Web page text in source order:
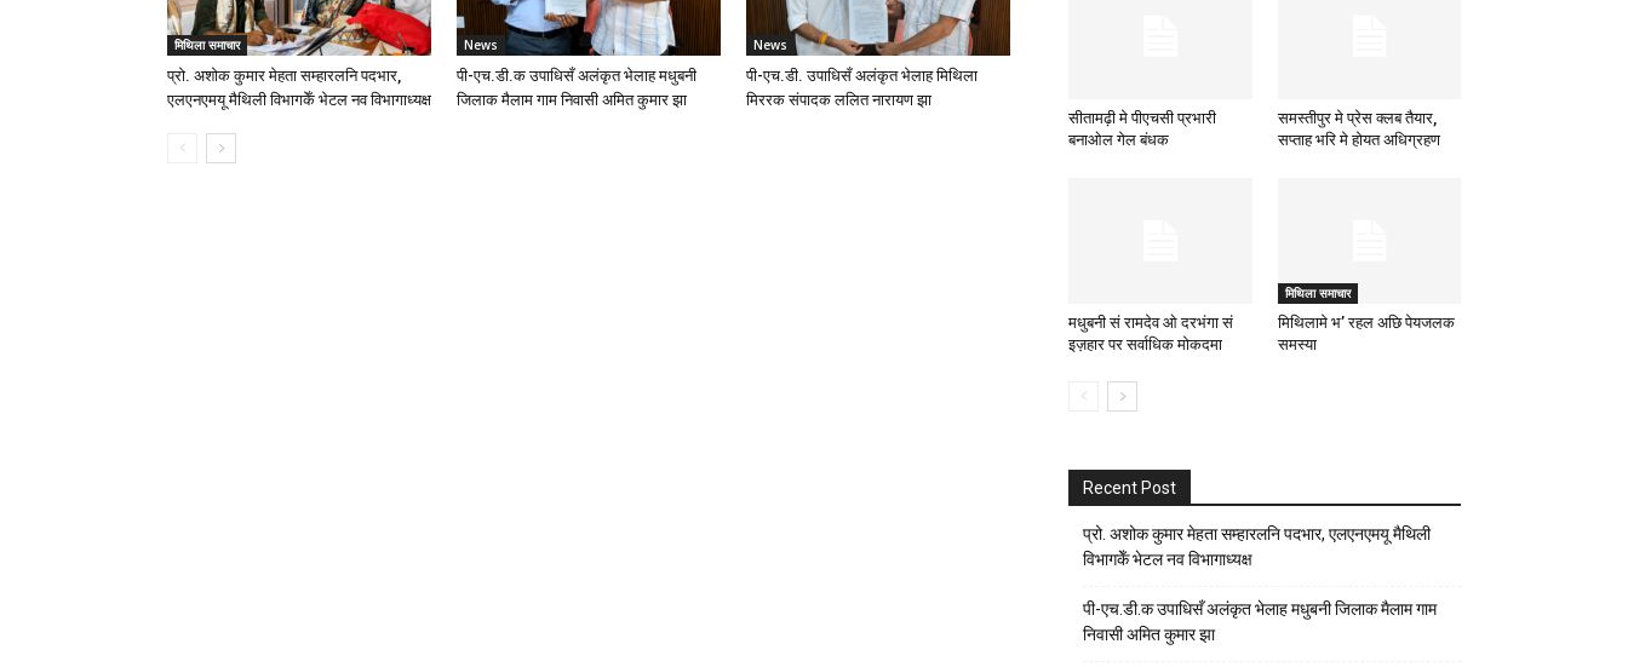
मिथिला समाचार
प्रो. अशोक कुमार मेहता सम्हारलनि पदभार,
एलएनएमयू मैथिली विभागकेँ भेटल नव विभागाध्यक्ष
News
पी-एच.डी.क उपाधिसँ अलंकृत भेलाह मधुबनी
जिलाक मैलाम गाम निवासी अमित कुमार झा
News
पी-एच.डी. उपाधिसँ अलंकृत भेलाह मिथिला
मिररक संपादक ललित नारायण झा
सीतामढ़ी मे पीएचसी प्रभारी
बनाओल गेल बंधक
समस्तीपुर मे प्रेस क्लब तैयार,
सप्ताह भरि मे होयत अधिग्रहण
मधुबनी सं रामदेव ओ दरभंगा सं
इज़हार पर सर्वाधिक मोकदमा
मिथिला समाचार
मिथिलामे भ’ रहल अछि पेयजलक
समस्या
Recent Post
प्रो. अशोक कुमार मेहता सम्हारलनि पदभार, एलएनएमयू मैथिली
विभागकेँ भेटल नव विभागाध्यक्ष
पी-एच.डी.क उपाधिसँ अलंकृत भेलाह मधुबनी जिलाक मैलाम गाम
निवासी अमित कुमार झा